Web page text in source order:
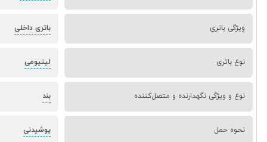
ویژگی باتری باتری داخلی
نوع باتری لیتیومی
نوع و ویژگی نگهدارنده و متصل‌کننده بند
نحوه حمل پوشیدنی